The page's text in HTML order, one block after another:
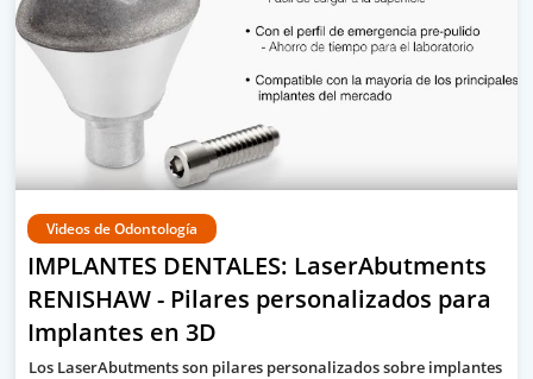
Videos de Odontología
IMPLANTES DENTALES: LaserAbutments
RENISHAW - Pilares personalizados para
Implantes en 3D
Los LaserAbutments son pilares personalizados sobre implantes